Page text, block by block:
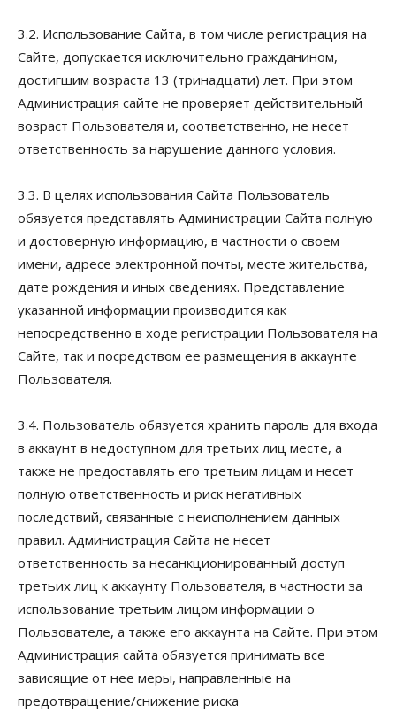
3.2. Использование Сайта, в том числе регистрация на
Сайте, допускается исключительно гражданином,
достигшим возраста 13 (тринадцати) лет. При этом
Администрация сайте не проверяет действительный
возраст Пользователя и, соответственно, не несет
ответственность за нарушение данного условия.
3.3. В целях использования Сайта Пользователь
обязуется представлять Администрации Сайта полную
и достоверную информацию, в частности о своем
имени, адресе электронной почты, месте жительства,
дате рождения и иных сведениях. Представление
указанной информации производится как
непосредственно в ходе регистрации Пользователя на
Сайте, так и посредством ее размещения в аккаунте
Пользователя.
3.4. Пользователь обязуется хранить пароль для входа
в аккаунт в недоступном для третьих лиц месте, а
также не предоставлять его третьим лицам и несет
полную ответственность и риск негативных
последствий, связанные с неисполнением данных
правил. Администрация Сайта не несет
ответственность за несанкционированный доступ
третьих лиц к аккаунту Пользователя, в частности за
использование третьим лицом информации о
Пользователе, а также его аккаунта на Сайте. При этом
Администрация сайта обязуется принимать все
зависящие от нее меры, направленные на
предотвращение/снижение риска